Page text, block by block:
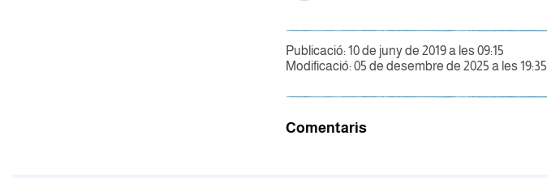
Publicació: 10 de juny de 2019 a les 09:15
Modificació: 05 de desembre de 2025 a les 19:35
Comentaris